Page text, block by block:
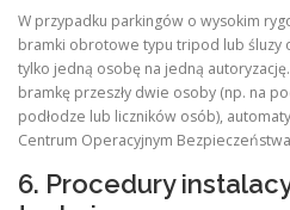
W przypadku parkingów o wysokim
bramki obrotowe typu tripod lub śluzy
tylko jedną osobę na jedną
bramkę przeszły dwie osoby (np. na
podłodze lub liczników osób),
Centrum Operacyjnym Bezpieczeństwa
6. Procedury